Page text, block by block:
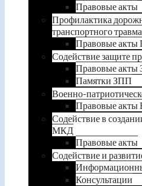
Правовые акты
Профилактика
транспортного
Правовые
Содействие защите
Правовые
Памятки ЗПП
Военно-
Правовые
Содействие в
МКД
Правовые акты
Содействие и
Консультации